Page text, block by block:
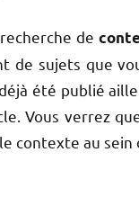
de
de sujets que
été publié
Vous verrez
contexte au